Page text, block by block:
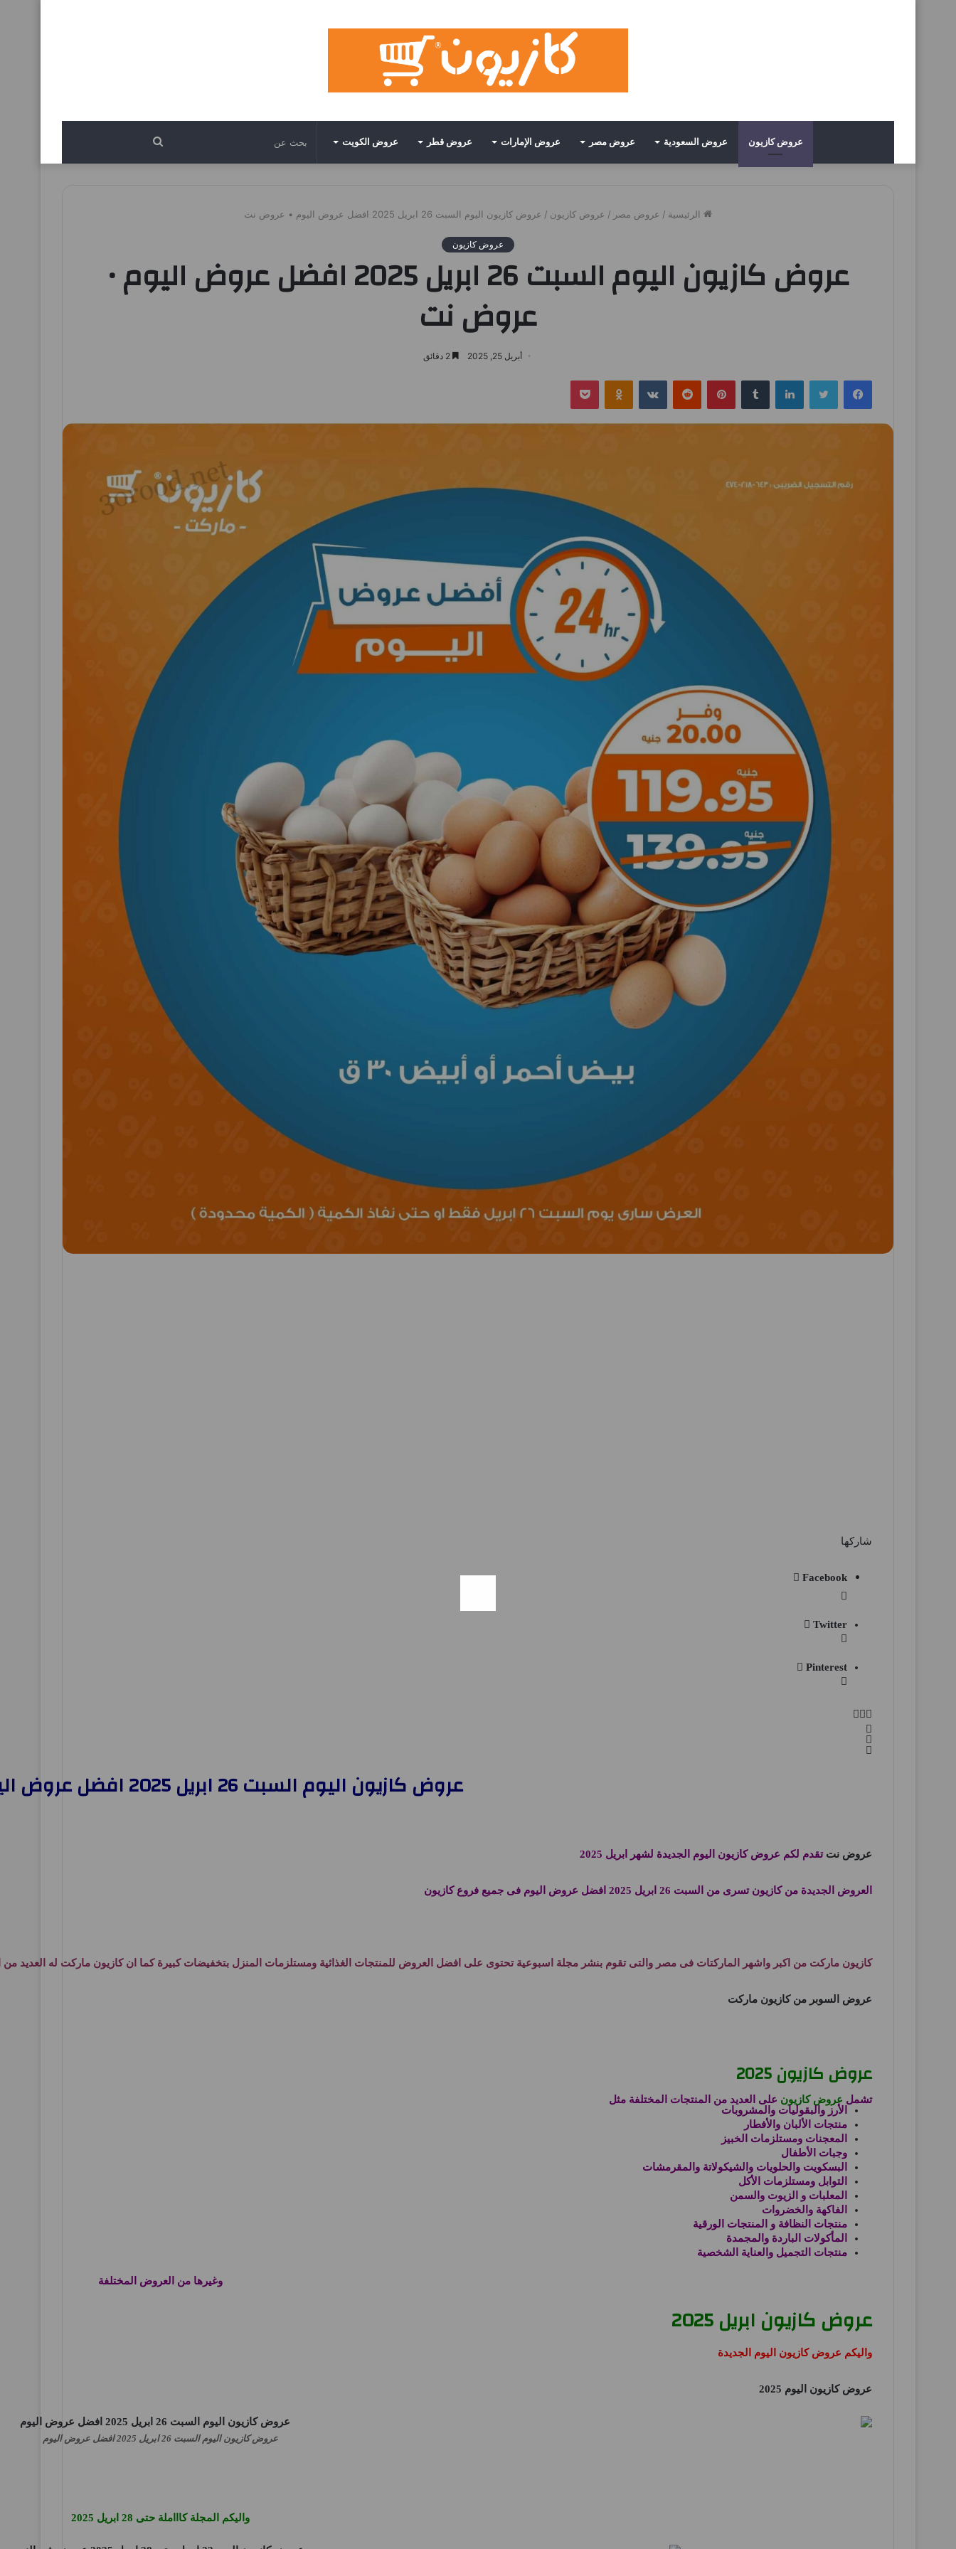
عروض كازيون عروض السعودية عروض مصر عروض الإمارات عروض قطر عروض الكويت بحث
الرئيسية / عروض مصر / عروض كازيون / عروض كازيون اليوم السبت 26 ابريل 2025 افضل عروض اليوم • عروض نت
عروض كازيون
عروض كازيون اليوم السبت 26 ابريل 2025 افضل عروض اليوم •
عروض نت
أبريل 25, 2025
فيسبوك تويتر لينكدإن بينتيريست Odnoklassniki
بوكيت
شاركها
Facebook
Twitter
Pinterest
عروض كازيون اليوم السبت 26 ابريل 2025 افضل عروض اليوم بجميع الفروع
عروض نتتقدم لكم عروض كازيون اليوم الجديدة لشهر ابريل 2025
العروض الجديدة من كازيون تسرى من السبت 26 ابريل 2025 افضل عروض اليوم فى جميع فروع كازيون
كازيون ماركت من اكبر واشهر الماركتات فى مصر والتى تقوم بنشر مجلة اسبوعية تحتوى على افضل العروض للمنتجات الغذائية ومستلزمات المنزل بتخفيضات كبيرة كما ان كازيون ماركت له العديد
عروض السوبر من كازيون ماركت
عروض كازيون 2025
تشمل عروض كازيون على العديد من المنتجات المختلفة مثل
الأرز والبقوليات والمشروبات
منتجات الألبان والأفطار
المعجنات ومستلزمات الخبيز
وجبات الأطفال
البسكويت والحلويات والشيكولاتة والمقرمشات
التوابل ومستلزمات الأكل
المعلبات و الزيوت والسمن
الفاكهة والخضروات
منتجات النظافة و المنتجات الورقية
المأكولات الباردة والمجمدة
منتجات التجميل والعناية الشخصية
وغيرها من العروض المختلفة
عروض كازيون ابريل 2025
واليكم عروض كازيون اليوم الجديدة
عروض كازيون اليوم 2025
عروض كازيون اليوم السبت 26 ابريل 2025 افضل عروض اليوم
واليكم المجلة كاااملة حتى 28 ابريل 2025